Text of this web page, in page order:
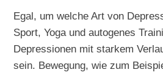
Egal, um welche Art von
Sport, Yoga und autogenes
Depressionen mit starkem
sein. Bewegung, wie zum